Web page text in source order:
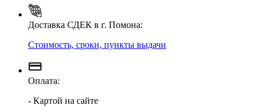
Доставка СДЕК в г. Помона:
Стоимость, сроки, пункты выдачи
Оплата:
- Картой на сайте